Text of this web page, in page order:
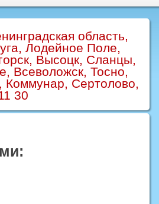
область,
Лодейное Поле,
Высоцк, Сланцы,
Всеволожск, Тосно,
Коммунар, Сертолово,
30